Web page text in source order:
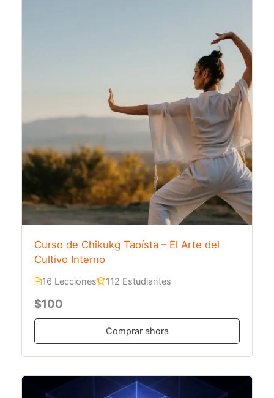
Curso de Chikukg Taoísta – El Arte del
Cultivo Interno
16 Lecciones 112 Estudiantes
$100
Comprar ahora